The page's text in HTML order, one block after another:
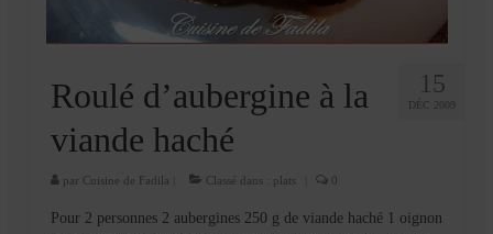
15
DÉC 2009
Roulé d’aubergine à la
viande haché
par Cuisine de Fadila Classé dans : plats 0
Pour 2 personnes 2 aubergines 250 g de viande haché 1 oignon